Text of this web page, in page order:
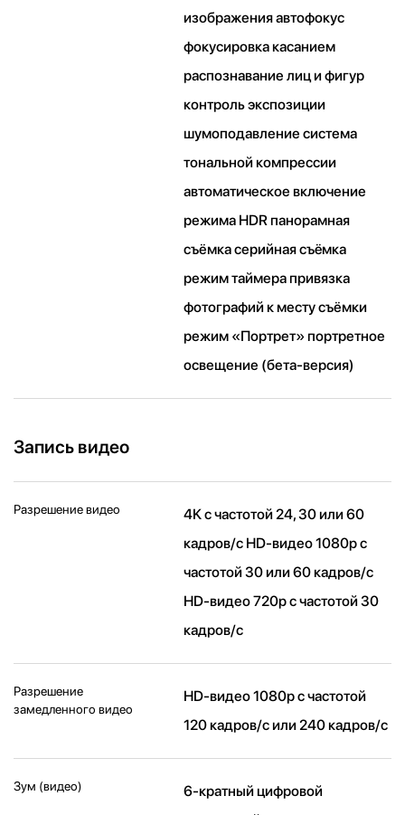
изображения автофокус
фокусировка касанием
распознавание лиц и фигур
контроль экспозиции
шумоподавление система
тональной компрессии
автоматическое включение
режима HDR панорамная
съёмка серийная съëмка
режим таймера привязка
фотографий к месту съёмки
режим «Портрет» портретное
освещение (бета‑версия)
Запись видео
Разрешение видео
4K с частотой 24, 30 или 60
кадров/ с HD-видео 1080p с
частотой 30 или 60 кадров/ с
HD-видео 720p с частотой 30
кадров/ с
Разрешение
замедленного видео
HD-видео 1080р c частотой
120 кадров/ с или 240 кадров/ с
Зум (видео)
6-кратный цифровой